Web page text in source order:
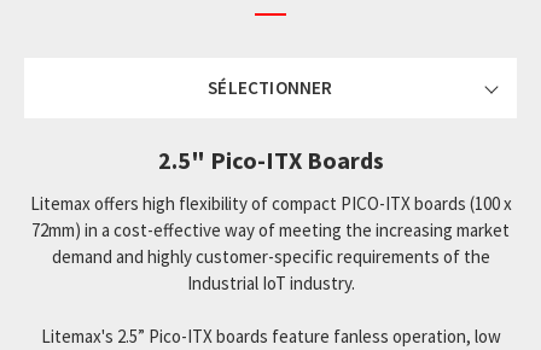
SÉLECTIONNER
2.5" Pico-ITX Boards
Litemax offers high flexibility of compact PICO-ITX boards (100 x
72mm) in a cost-effective way of meeting the increasing market
demand and highly customer-specific requirements of the
Industrial IoT industry.
Litemax's 2.5” Pico-ITX boards feature fanless operation, low